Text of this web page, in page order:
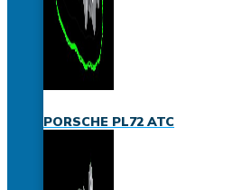
PORSCHE PL72 ATC